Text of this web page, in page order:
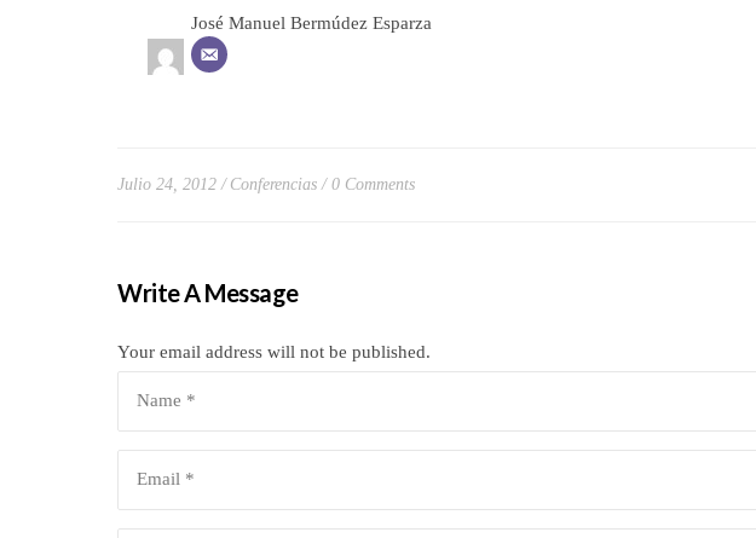
José Manuel Bermúdez Esparza
Julio 24, 2012 Conferencias 0 Comments
Write A Message
Your email address will not be published.